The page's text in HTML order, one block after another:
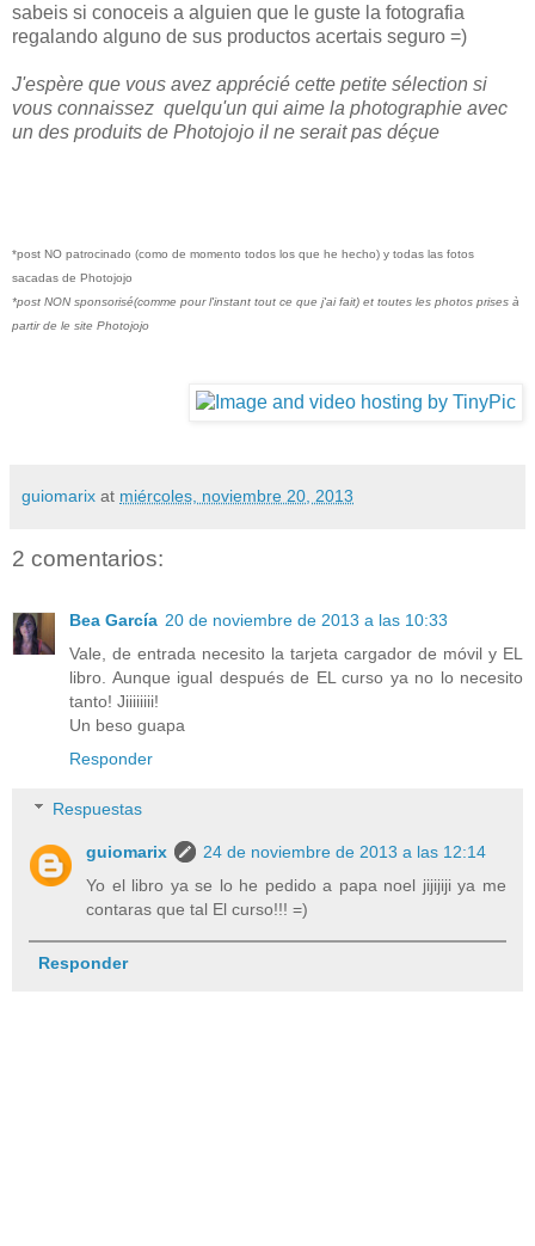
sabeis si conoceis a alguien que le guste la fotografia
regalando alguno de sus productos acertais seguro =)
J'espère que vous avez apprécié cette petite sélection si
vous connaissez quelqu'un qui aime la photographie avec
un des produits de Photojojo il ne serait pas déçue
*post NO patrocinado (como de momento todos los que he hecho) y todas las fotos
sacadas de Photojojo
*post NON sponsorisé(comme pour l'instant tout ce que j'ai fait) et toutes les photos prises à
partir de le site Photojojo
guiomarix at miércoles, noviembre 20, 2013
2 comentarios:
Bea García 20 de noviembre de 2013 a las 10:33
Vale, de entrada necesito la tarjeta cargador de móvil y EL
libro. Aunque igual después de EL curso ya no lo necesito
tanto! Jiiiiiiii!
Un beso guapa
Responder
Respuestas
guiomarix
24 de noviembre de 2013 a las 12:14
Yo el libro ya se lo he pedido a papa noel jijijiji ya me
contaras que tal El curso!!! =)
Responder